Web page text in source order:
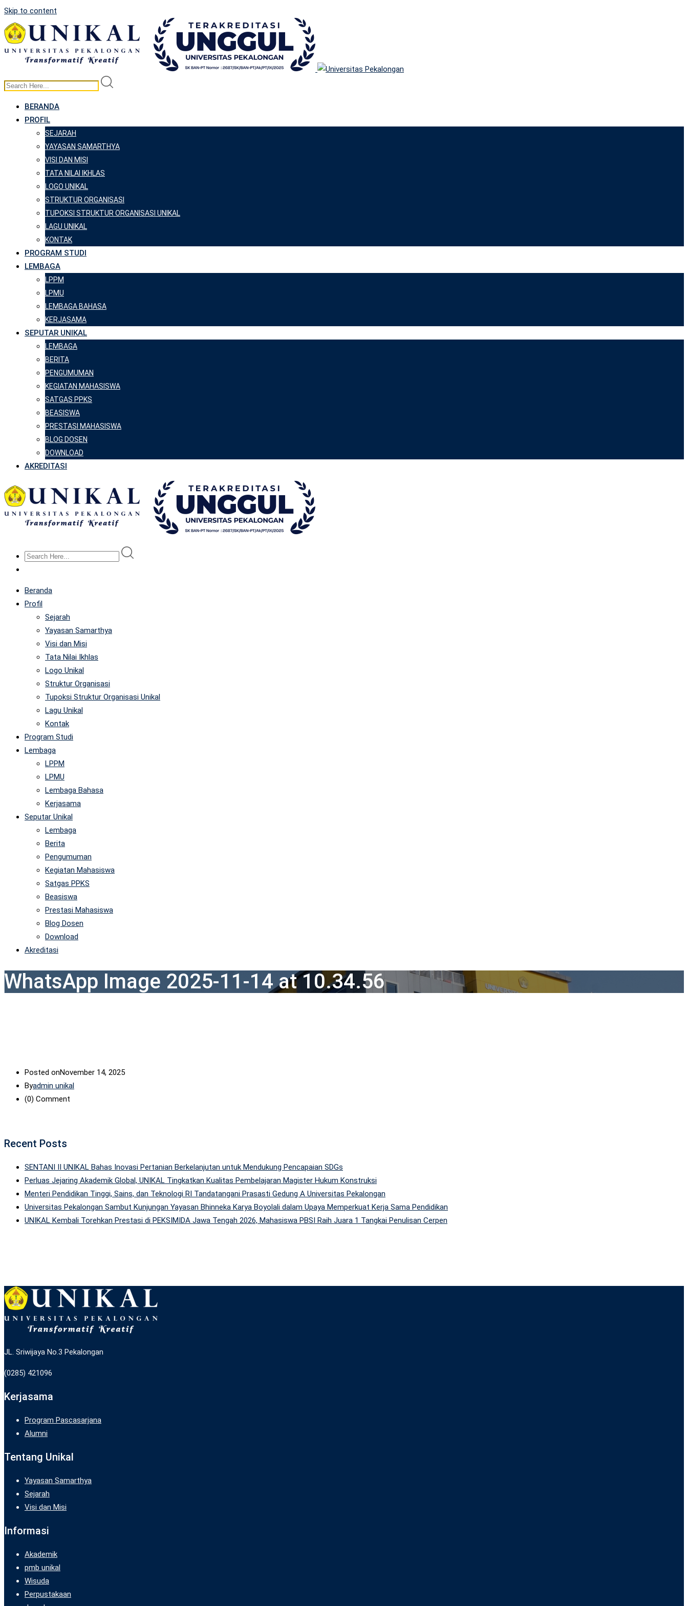
Skip to content
BERANDA
PROFIL
SEJARAH
YAYASAN SAMARTHYA
VISI DAN MISI
TATA NILAI IKHLAS
LOGO UNIKAL
STRUKTUR ORGANISASI
TUPOKSI STRUKTUR ORGANISASI UNIKAL
LAGU UNIKAL
KONTAK
PROGRAM STUDI
LEMBAGA
LPPM
LPMU
LEMBAGA BAHASA
KERJASAMA
SEPUTAR UNIKAL
LEMBAGA
BERITA
PENGUMUMAN
KEGIATAN MAHASISWA
SATGAS PPKS
BEASISWA
PRESTASI MAHASISWA
BLOG DOSEN
DOWNLOAD
AKREDITASI
Beranda
Profil
Sejarah
Yayasan Samarthya
Visi dan Misi
Tata Nilai Ikhlas
Logo Unikal
Struktur Organisasi
Tupoksi Struktur Organisasi Unikal
Lagu Unikal
Kontak
Program Studi
Lembaga
LPPM
LPMU
Lembaga Bahasa
Kerjasama
Seputar Unikal
Lembaga
Berita
Pengumuman
Kegiatan Mahasiswa
Satgas PPKS
Beasiswa
Prestasi Mahasiswa
Blog Dosen
Download
Akreditasi
WhatsApp Image 2025-11-14 at 10.34.56
Posted onNovember 14, 2025
Byadmin unikal
(0) Comment
Recent Posts
SENTANI II UNIKAL Bahas Inovasi Pertanian Berkelanjutan untuk Mendukung Pencapaian SDGs
Perluas Jejaring Akademik Global, UNIKAL Tingkatkan Kualitas Pembelajaran Magister Hukum Konstruksi
Menteri Pendidikan Tinggi, Sains, dan Teknologi RI Tandatangani Prasasti Gedung A Universitas Pekalongan
Universitas Pekalongan Sambut Kunjungan Yayasan Bhinneka Karya Boyolali dalam Upaya Memperkuat Kerja Sama Pendidikan
UNIKAL Kembali Torehkan Prestasi di PEKSIMIDA Jawa Tengah 2026, Mahasiswa PBSI Raih Juara 1 Tangkai Penulisan Cerpen
JL. Sriwijaya No.3 Pekalongan
(0285) 421096
Kerjasama
Program Pascasarjana
Alumni
Tentang Unikal
Yayasan Samarthya
Sejarah
Visi dan Misi
Informasi
Akademik
pmb unikal
Wisuda
Perpustakaan